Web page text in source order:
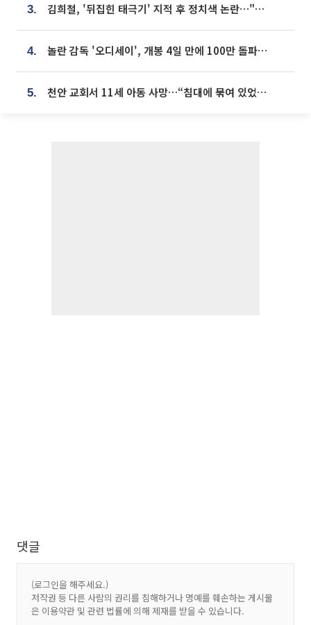
3. 김희철, '뒤집힌 태극기' 지적 후 정치색 논란…"좌우 떠나 우리나라 국기"
4. 놀란 감독 '오디세이', 개봉 4일 만에 100만 돌파⋯'왕사남' 보다 빠르다
5. 천안 교회서 11세 아동 사망…“침대에 묶여 있었다” 진술 확보
댓글